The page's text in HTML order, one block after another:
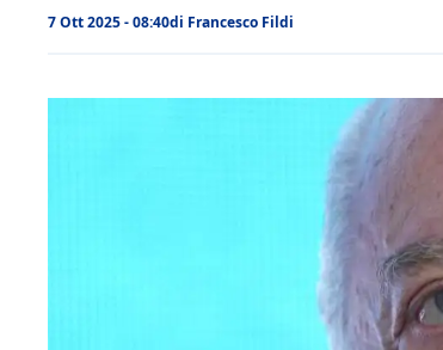
7 Ott 2025 - 08:40di Francesco Fildi